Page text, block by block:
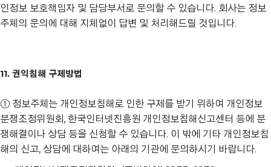
인정보 보호책임자 및 담당부서로 문의할 수 있습니다. 회사는 정보
주체의 문의에 대해 지체없이 답변 및 처리해드릴 것입니다.
11. 권익침해 구제방법
① 정보주체는 개인정보침해로 인한 구제를 받기 위하여 개인정보
분쟁조정위원회, 한국인터넷진흥원 개인정보침해신고센터 등에 분
쟁해결이나 상담 등을 신청할 수 있습니다. 이 밖에 기타 개인정보침
해의 신고, 상담에 대하여는 아래의 기관에 문의하시기 바랍니다.